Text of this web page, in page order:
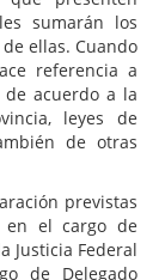
sumarán los
ellas. Cuando
referencia a
acuerdo a la
leyes de
de otras
previstas
en el cargo de
Justicia Federal
de Delegado